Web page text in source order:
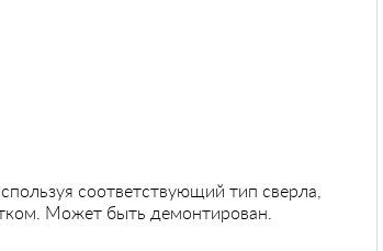
соответствующий тип сверла,
Может быть демонтирован.